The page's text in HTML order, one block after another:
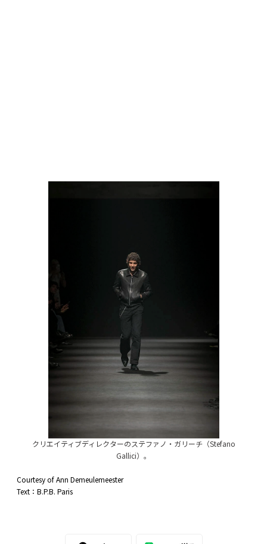
クリエイティブディレクターのステファノ・ガリーチ（Stefano
Gallici）。
Courtesy of Ann Demeulemeester
Text：B.P.B. Paris